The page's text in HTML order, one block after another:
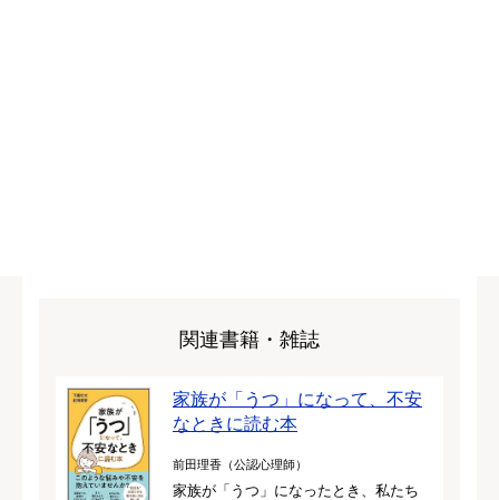
関連書籍・雑誌
家族が「うつ」になって、不安
なときに読む本
前田理香（公認心理師）
家族が「うつ」になったとき、私たち